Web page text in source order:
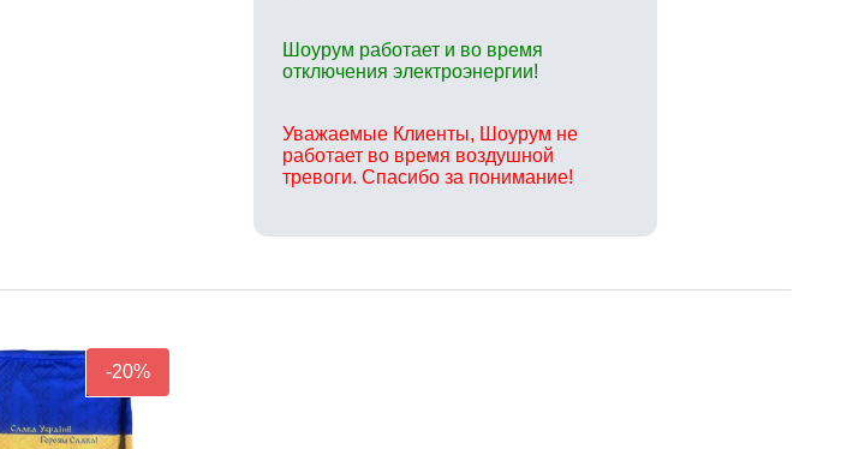
Шоурум работает и во время
отключения электроэнергии!
Уважаемые Клиенты, Шоурум не
работает во время воздушной
тревоги. Спасибо за понимание!
-20%